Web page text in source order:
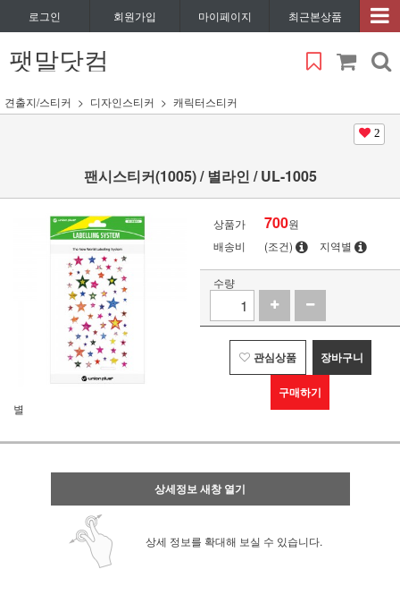
로그인 회원가입 마이페이지 최근본상품
팻말닷컴
견출지/스티커 디자인스티커 캐릭터스티커
2
팬시스티커(1005) / 별라인 / UL-1005
별
상품가 700원
배송비
(조건) 지역별
수량
관심상품 장바구니
구매하기
상세정보 새창 열기
상세 정보를 확대해 보실 수 있습니다.